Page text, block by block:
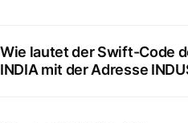
Wie lautet der Swift-Code
INDIA mit der Adresse